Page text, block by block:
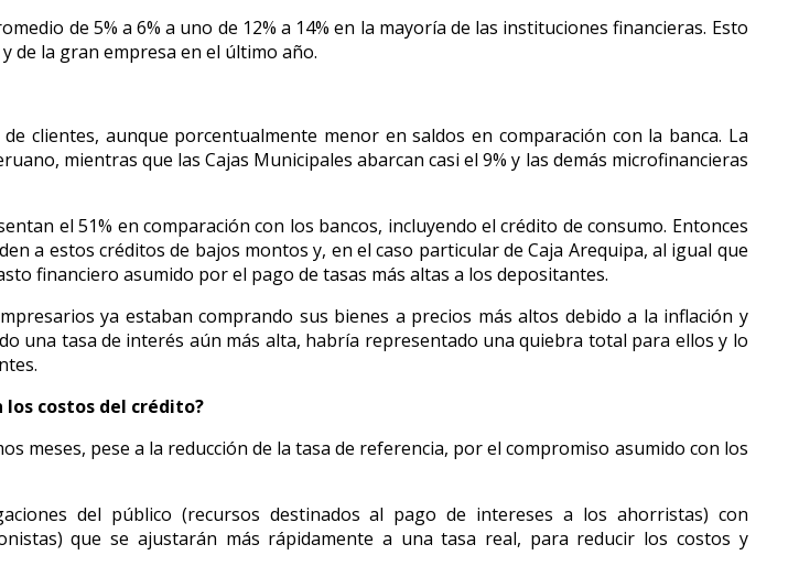
de 5% a 6% a uno de 12% a 14% en la mayoría de las instituciones financieras. Esto
de la gran empresa en el último año.
clientes, aunque porcentualmente menor en saldos en comparación con la banca. La
mientras que las Cajas Municipales abarcan casi el 9% y las demás microfinancieras
el 51% en comparación con los bancos, incluyendo el crédito de consumo. Entonces
a estos créditos de bajos montos y, en el caso particular de Caja Arequipa, al igual que
financiero asumido por el pago de tasas más altas a los depositantes.
ya estaban comprando sus bienes a precios más altos debido a la inflación y
una tasa de interés aún más alta, habría representado una quiebra total para ellos y lo
costos del crédito?
meses, pese a la reducción de la tasa de referencia, por el compromiso asumido con los
del público (recursos destinados al pago de intereses a los ahorristas) con
que se ajustarán más rápidamente a una tasa real, para reducir los costos y